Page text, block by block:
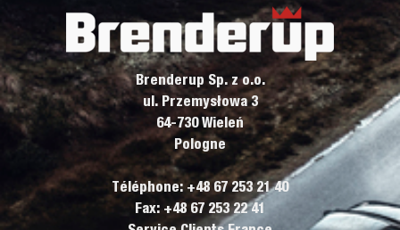
Brenderup Sp. z o.o.
ul. Przemysłowa 3
64-730 Wieleń
Pologne
Téléphone: +48 67 253 21 40
Fax: +48 67 253 22 41